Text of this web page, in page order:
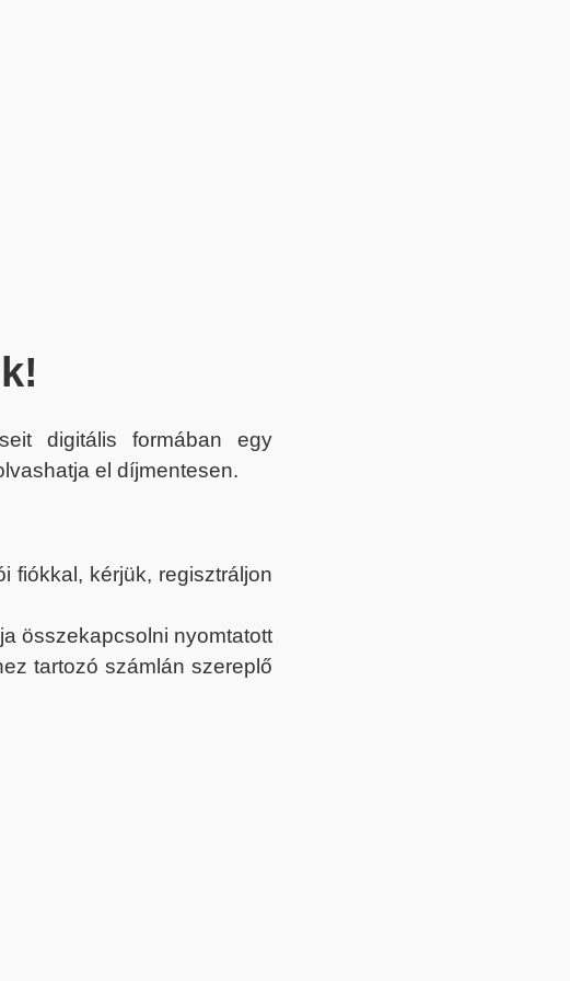
digitális formában egy
el díjmentesen.
fiókkal, kérjük, regisztráljon
összekapcsolni nyomtatott
tartozó számlán szereplő